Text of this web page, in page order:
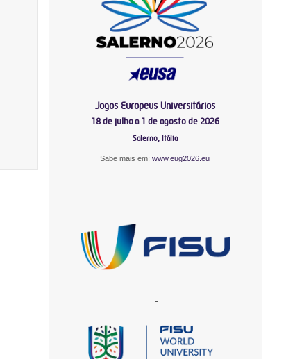
Jogos Europeus Universitários
18 de julho a 1 de agosto de 2026
Salerno, Itália
Sabe mais em:www.eug2026.eu
-
-